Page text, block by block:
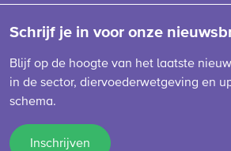
Schrijf je in voor onze
Blijf op de hoogte van het laatste
in de sector, diervoederwetgeving en
schema.
Inschrijven